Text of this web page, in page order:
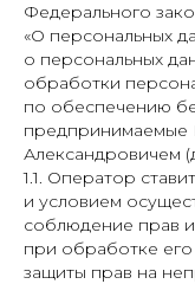
Федерального
«О персональных
о персональных
обработки
по обеспечению
Александровичем
1.1. Оператор
и условием
соблюдение прав
при обработке
защиты прав на